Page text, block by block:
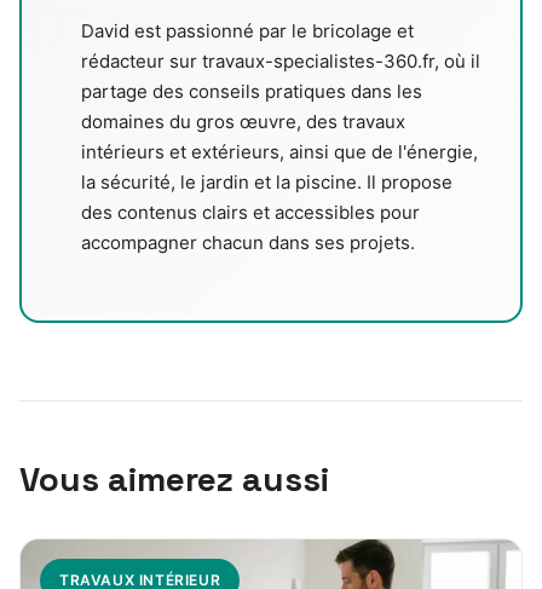
David est passionné par le bricolage et
rédacteur sur travaux-specialistes-360.fr, où il
partage des conseils pratiques dans les
domaines du gros œuvre, des travaux
intérieurs et extérieurs, ainsi que de l'énergie,
la sécurité, le jardin et la piscine. Il propose
des contenus clairs et accessibles pour
accompagner chacun dans ses projets.
Vous aimerez aussi
TRAVAUX INTÉRIEUR